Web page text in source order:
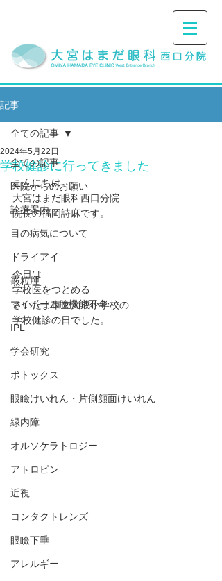
記事
全ての記事
医院からのお願い
診療案内
目の病気について
ドライアイ
霰粒腫
マイボーム腺機能不全
IPL
学会研究
ボトックス
眼瞼けいれん・片側顔面けいれん
緑内障
オルソケラトロジー
アトロピン
近視
コンタクトレンズ
眼瞼下垂
アレルギー
全ての記事
学校健診に行ってきました
2024年5月22日
こんにちは。
大宮はまだ眼科西口分院
院長の福岡詩麻です。
今日は
学校医をつとめる
さいたま市立大成小学校の
学校健診の日でした。